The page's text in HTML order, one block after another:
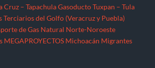
Cruz – Tapachula Gasoducto Tuxpan – Tula
Terciarios del Golfo (Veracruz y Puebla)
de Gas Natural Norte-Noroeste
MEGAPROYECTOS Michoacán Migrantes